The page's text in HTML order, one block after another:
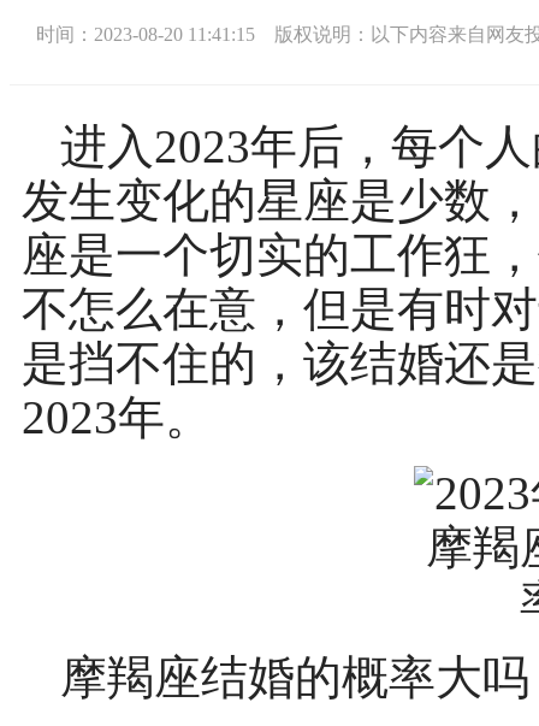
时间：2023-08-20 11:41:15 版权说明：以下内容来自网友
进入2023年后，每个
发生变化的星座是少数
座是一个切实的工作狂
不怎么在意，但是有时
是挡不住的，该结婚还
2023年。
摩羯座结婚的概率大吗